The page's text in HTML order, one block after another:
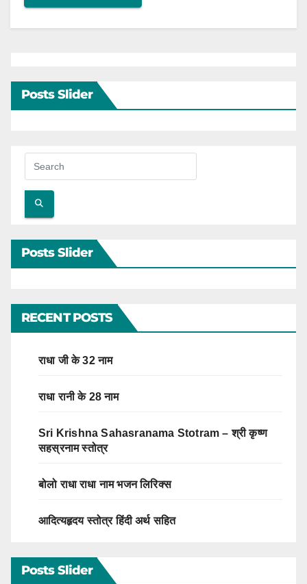
Posts Slider
Posts Slider
RECENT POSTS
राधा जी के 32 नाम
राधा रानी के 28 नाम
Sri Krishna Sahasranama Stotram – श्री कृष्ण
सहस्रनाम स्तोत्र
बोलो राधा राधा नाम भजन लिरिक्स
आदित्यहृदय स्तोत्र हिंदी अर्थ सहित
Posts Slider